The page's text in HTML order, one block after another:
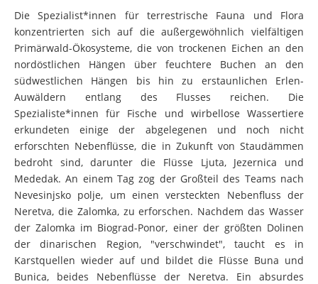
Die Spezialist*innen für terrestrische Fauna und Flora
konzentrierten sich auf die außergewöhnlich vielfältigen
Primärwald-Ökosysteme, die von trockenen Eichen an den
nordöstlichen Hängen über feuchtere Buchen an den
südwestlichen Hängen bis hin zu erstaunlichen Erlen-
Auwäldern entlang des Flusses reichen. Die
Spezialiste*innen für Fische und wirbellose Wassertiere
erkundeten einige der abgelegenen und noch nicht
erforschten Nebenflüsse, die in Zukunft von Staudämmen
bedroht sind, darunter die Flüsse Ljuta, Jezernica und
Mededak. An einem Tag zog der Großteil des Teams nach
Nevesinjsko polje, um einen versteckten Nebenfluss der
Neretva, die Zalomka, zu erforschen. Nachdem das Wasser
der Zalomka im Biograd-Ponor, einer der größten Dolinen
der dinarischen Region, "verschwindet", taucht es in
Karstquellen wieder auf und bildet die Flüsse Buna und
Bunica, beides Nebenflüsse der Neretva. Ein absurdes